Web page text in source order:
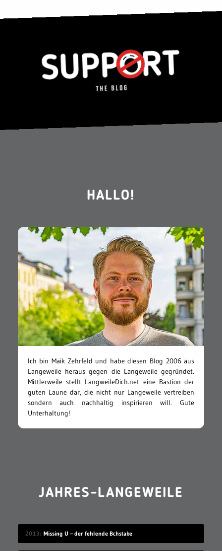
HALLO!
Ich bin Maik Zehrfeld und habe diesen Blog 2006 aus
Langeweile heraus gegen die Langeweile gegründet.
Mittlerweile stellt LangweileDich.net eine Bastion der
guten Laune dar, die nicht nur Langeweile vertreiben
sondern auch nachhaltig inspirieren will. Gute
Unterhaltung!
JAHRES-LANGEWEILE
2013 Missing U – der fehlende Bchstabe